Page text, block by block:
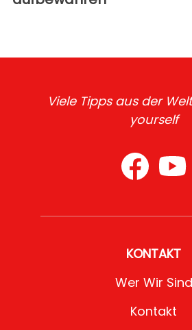
Viele Tipps aus der
yourself
KONTAKT
Wer Wir Sind
Kontakt